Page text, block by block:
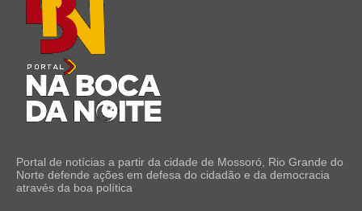
Portal de notícias a partir da cidade de Mossoró, Rio Grande do
Norte defende ações em defesa do cidadão e da democracia
através da boa política